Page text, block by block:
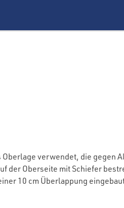
Oberlage verwendet, die gegen
der Oberseite mit Schiefer
10 cm Überlappung